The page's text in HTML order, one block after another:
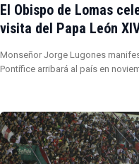
El Obispo de Lomas
visita del Papa León
Monseñor Jorge Lugones
Pontífice arribará al país en